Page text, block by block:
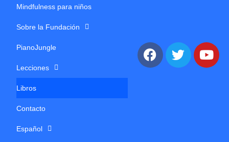
Mindfulness para niños
Sobre la Fundación
PianoJungle
Lecciones
Libros
Contacto
Español